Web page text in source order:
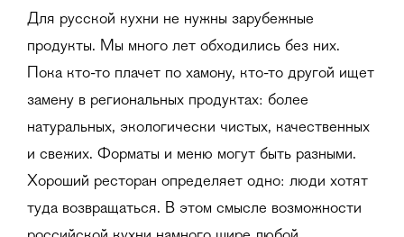
Для русской кухни не нужны зарубежные
продукты. Мы много лет обходились без них.
Пока кто-то плачет по хамону, кто-то другой ищет
замену в региональных продуктах: более
натуральных, экологически чистых, качественных
и свежих. Форматы и меню могут быть разными.
Хороший ресторан определяет одно: люди хотят
туда возвращаться. В этом смысле возможности